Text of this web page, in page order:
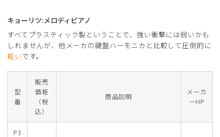
キョーリツ:メロディピアノ
すべてプラスティック製ということで、強い衝撃には弱いかも
しれませんが、他メーカの鍵盤ハーモニカと比較して圧倒的に
軽いです。
型
番
販売
価格
（税
込）
商品説明
メーカ
ーHP
P3